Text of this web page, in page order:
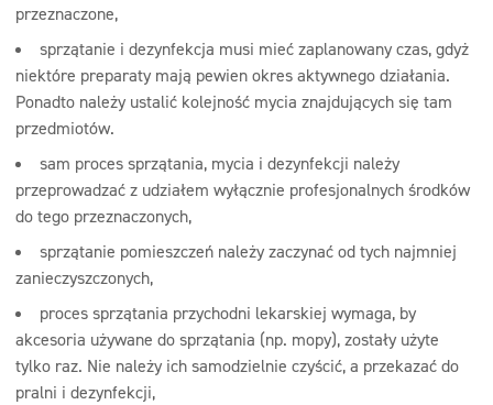
przeznaczone,
sprzątanie i dezynfekcja musi mieć zaplanowany czas, gdyż
niektóre preparaty mają pewien okres aktywnego działania.
Ponadto należy ustalić kolejność mycia znajdujących się tam
przedmiotów.
sam proces sprzątania, mycia i dezynfekcji należy
przeprowadzać z udziałem wyłącznie profesjonalnych środków
do tego przeznaczonych,
sprzątanie pomieszczeń należy zaczynać od tych najmniej
zanieczyszczonych,
proces sprzątania przychodni lekarskiej wymaga, by
akcesoria używane do sprzątania (np. mopy), zostały użyte
tylko raz. Nie należy ich samodzielnie czyścić, a przekazać do
pralni i dezynfekcji,